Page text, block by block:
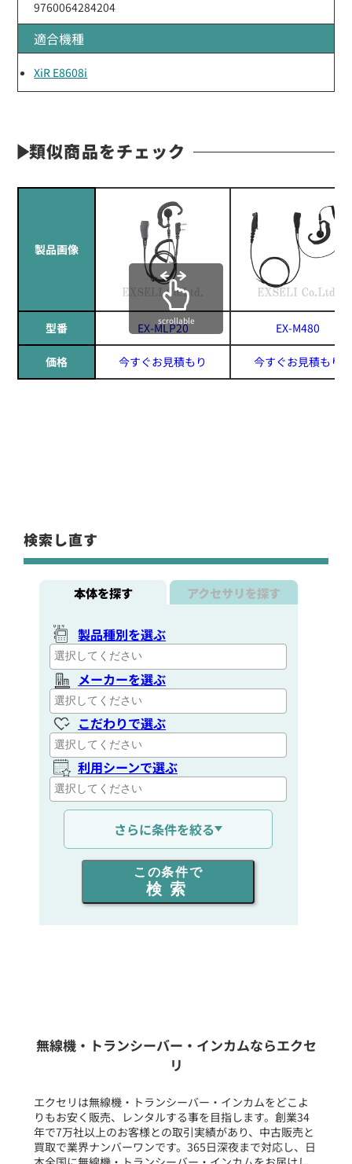
9760064284204
適合機種
XiR E8608i
類似商品をチェック
製品画像
型番 EX-MLP20 EX-M480
価格 今すぐお見積もり 今すぐお見積もり
scrollable
検索し直す
本体を探す アクセサリを探す
製品種別を選ぶ
メーカーを選ぶ
こだわりで選ぶ
利用シーンで選ぶ
通信距離を選ぶ
出力を選ぶ
同時通話人数を選ぶ
フリーワード入力(製品名等)
選択条件をリセット
さらに条件を絞る
この条件で
検索
無線機・トランシーバー・インカムならエクセ
リ
エクセリは無線機・トランシーバー・インカムをどこよ
りもお安く販売、レンタルする事を目指します。創業34
年で7万社以上のお客様との取引実績があり、中古販売と
買取で業界ナンバーワンです。365日深夜まで対応し、日